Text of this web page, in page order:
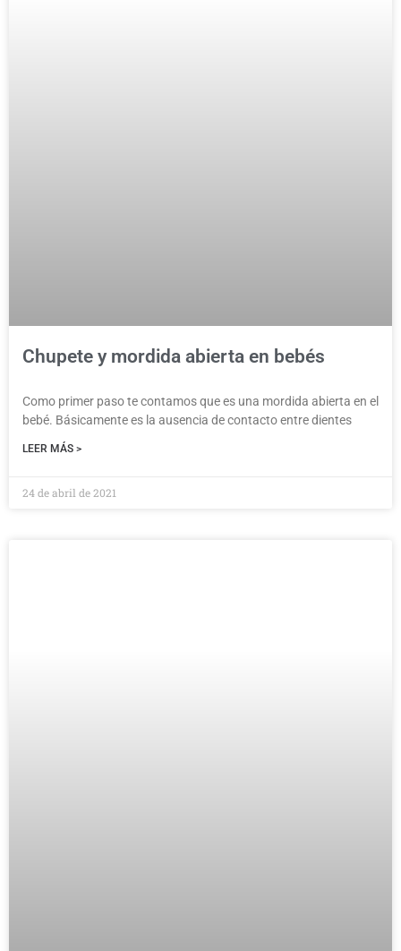
Chupete y mordida abierta en bebés
Como primer paso te contamos que es una mordida abierta en el
bebé. Básicamente es la ausencia de contacto entre dientes
LEER MÁS >
24 de abril de 2021